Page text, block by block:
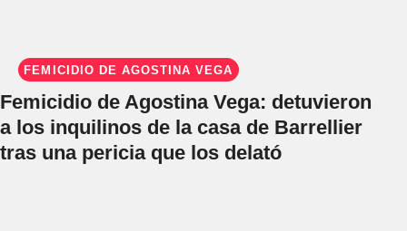
FEMICIDIO DE AGOSTINA VEGA
Femicidio de Agostina Vega: detuvieron
a los inquilinos de la casa de Barrellier
tras una pericia que los delató